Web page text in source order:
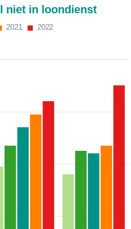
niet in loondienst
2021 2022